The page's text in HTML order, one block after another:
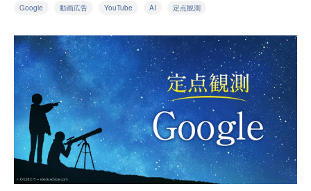
Google 動画広告 YouTube AI 定点観測